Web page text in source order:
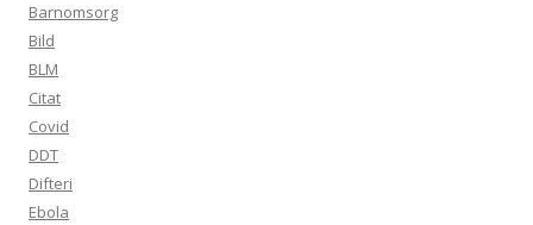
Barnomsorg
Bild
BLM
Citat
Covid
DDT
Difteri
Ebola